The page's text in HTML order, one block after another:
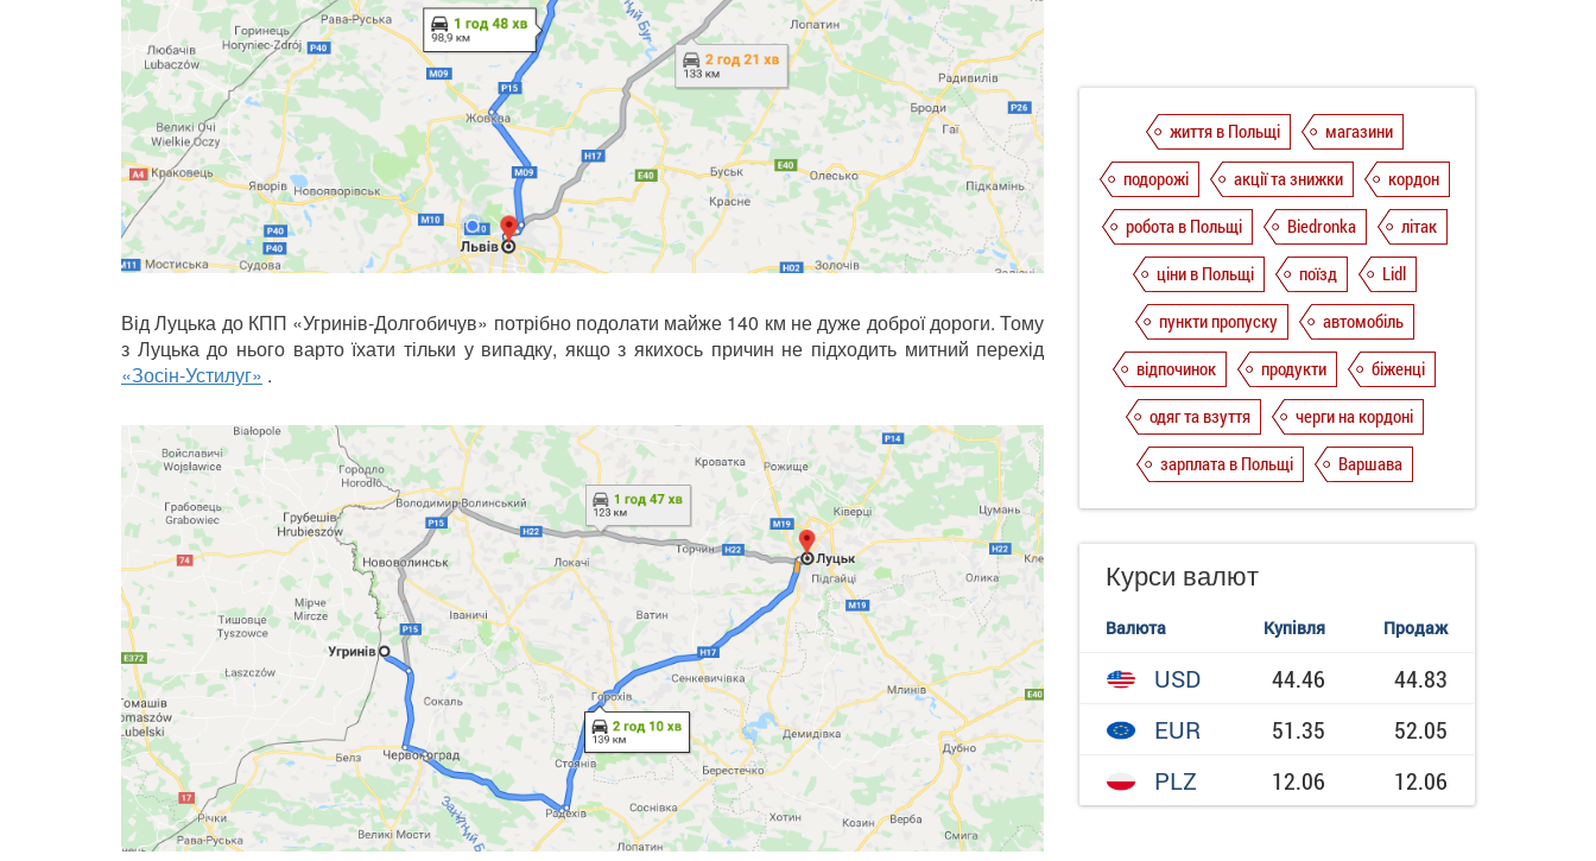
Від Луцька до КПП «Угринів-Долгобичув» потрібно подолати майже 140 км не дуже доброї дороги. Тому
з Луцька до нього варто їхати тільки у випадку, якщо з якихось причин не підходить митний перехід
«Зосін-Устилуг» .
життя в Польщі
магазини
подорожі
акції та знижки
кордон
робота в Польщі
Biedronka
літак
ціни в Польщі
поїзд
Lidl
пункти пропуску
автомобіль
відпочинок
продукти
біженці
одяг та взуття
черги на кордоні
зарплата в Польщі
Варшава
Курси валют
Валюта Купівля Продаж
USD 44.46
44.83
EUR
51.35
52.05
PLZ
12.06 12.06